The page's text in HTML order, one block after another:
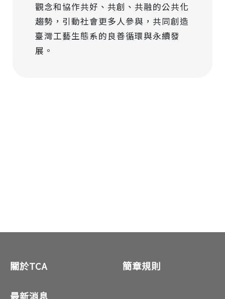
觀念和協作共好、共創、共融的公共化
趨勢，引動社會更多人參與，共同創造
臺灣工藝生態系的良善循環與永續發
展。
關於TCA 簡章規則
最新消息